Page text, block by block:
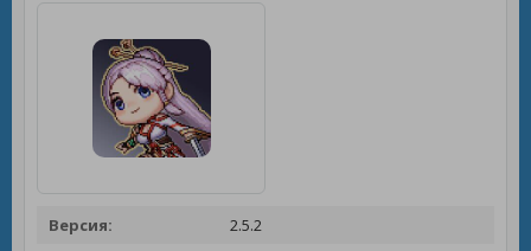
Версия:
2.5.2